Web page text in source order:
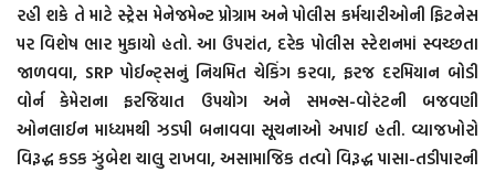
રહી શકે તે માટે સ્ટ્રેસ મેનેજમેન્ટ પ્રોગ્રામ અને પોલીસ કર્મચારીઓની ફિટનેસ
પર વિશેષ ભાર મુકાયો હતો. આ ઉપરાંત, દરેક પોલીસ સ્ટેશનમાં સ્વચ્છતા
જાળવવા, SRP પોઈન્ટ્સનું નિયમિત ચેકિંગ કરવા, ફરજ દરમિયાન બોડી
વોર્ન કેમેરાના ફરજિયાત ઉપયોગ અને સમન્સ-વોરંટની બજવણી
ઓનલાઈન માધ્યમથી ઝડપી બનાવવા સૂચનાઓ અપાઈ હતી. વ્યાજખોરો
વિરૂદ્ધ કડક ઝુંબેશ ચાલુ રાખવા, અસામાજિક તત્વો વિરૂદ્ધ પાસા-તડીપારની